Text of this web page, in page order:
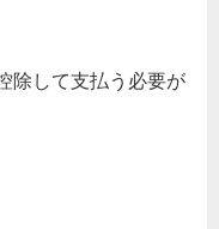
除して支払う必要が